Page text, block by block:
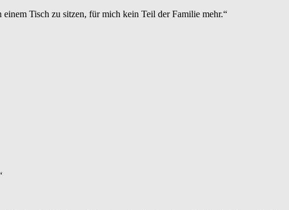
Tisch zu sitzen, für mich kein Teil der Familie mehr.“